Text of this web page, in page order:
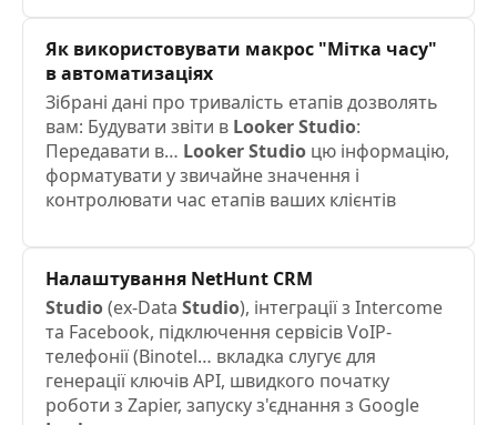
Як використовувати макрос "Мітка часу"
в автоматизаціях
Зібрані дані про тривалість етапів дозволять
вам: Будувати звіти в LookerStudio:
Передавати в… LookerStudio цю інформацію,
форматувати у звичайне значення і
контролювати час етапів ваших клієнтів
Налаштування NetHunt CRM
Studio(ex-Data Studio), інтеграції з Intercome
та Facebook, підключення сервісів VoIP-
телефонії (Binotel… вкладка слугує для
генерації ключів API, швидкого початку
роботи з Zapier, запуску з'єднання з Google